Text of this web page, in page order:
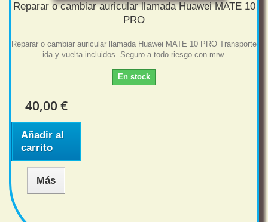
Reparar o cambiar auricular llamada Huawei MATE 10
PRO
Reparar o cambiar auricular llamada Huawei MATE 10 PRO Transporte
ida y vuelta incluidos. Seguro a todo riesgo con mrw.
En stock
40,00 €
Añadir al
carrito
Más